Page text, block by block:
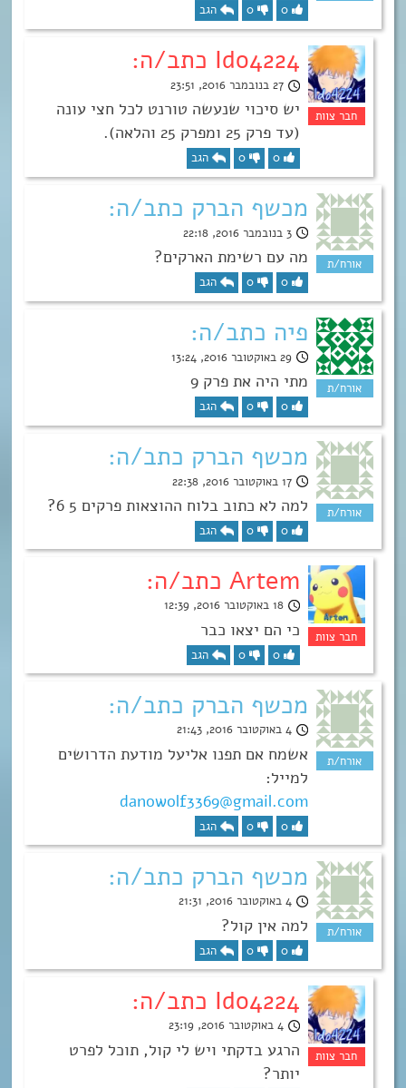
0
0 הגב
Ido4224 כתב/ה:
27 בנובמבר 2016, 23:51
יש סיכוי שנעשה טורנט לכל חצי עונה
(עד פרק 25 ומפרק 25 והלאה).
0
0 הגב
מכשף הברק כתב/ה:
3 בנובמבר 2016, 22:18
מה עם רשימת הארקים?
0
0 הגב
פיה כתב/ה:
29 באוקטובר 2016, 13:24
מתי היה את פרק 9
0
0 הגב
מכשף הברק כתב/ה:
17 באוקטובר 2016, 22:38
למה לא כתוב בלוח ההוצאות פרקים 5 6?
0
0 הגב
Artem כתב/ה:
18 באוקטובר 2016, 12:39
כי הם יצאו כבר
0
0 הגב
מכשף הברק כתב/ה:
4 באוקטובר 2016, 21:43
אשמח אם תפנו אליעל מודעת הדרושים
למייל:
danowolf3369@gmail.com
0
0 הגב
מכשף הברק כתב/ה:
4 באוקטובר 2016, 21:31
למה אין קול?
0
0 הגב
Ido4224 כתב/ה:
4 באוקטובר 2016, 23:19
הרגע בדקתי ויש לי קול, תוכל לפרט
יותר?